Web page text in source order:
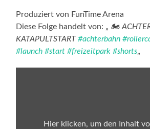
Produziert von FunTime Arena
Diese Folge handelt von: „ 🏍️
KATAPULTSTART#achterbahn
#launch #start #freizeitpark #shorts„
#launchHier klicken, um den Inhalt